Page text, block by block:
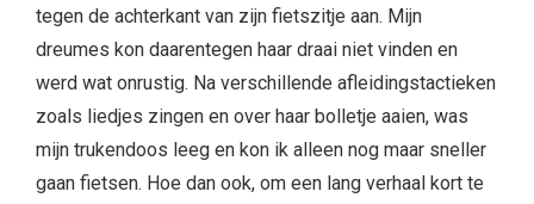
tegen de achterkant van zijn fietszitje aan. Mijn
dreumes kon daarentegen haar draai niet vinden en
werd wat onrustig. Na verschillende afleidingstactieken
zoals liedjes zingen en over haar bolletje aaien, was
mijn trukendoos leeg en kon ik alleen nog maar sneller
gaan fietsen. Hoe dan ook, om een lang verhaal kort te